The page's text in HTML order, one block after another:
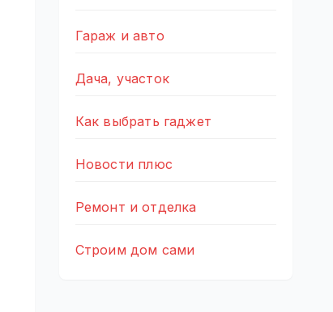
Гараж и авто
Дача, участок
Как выбрать гаджет
Новости плюс
Ремонт и отделка
Строим дом сами